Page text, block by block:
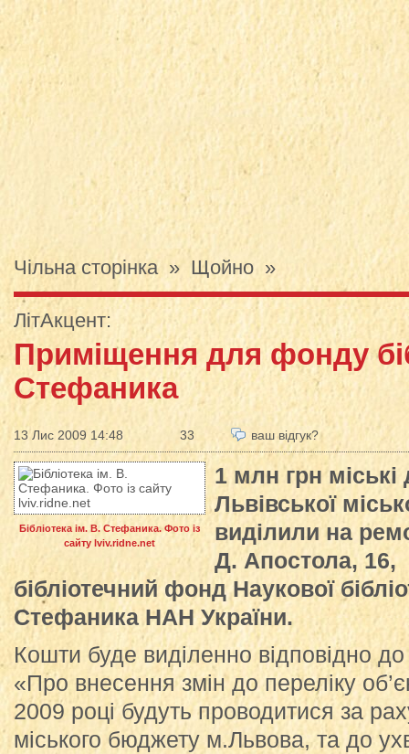
Чільна сторінка» Щойно »
ЛітАкцент:
Приміщення для фонду
Стефаника
13 Лис 2009 14:48 33 ваш відгук?
Бібліотека ім. В. Стефаника. Фото із
сайту lviv.ridne.net
1 млн грн міські
Львівської
виділили на
Д. Апостола, 16,
бібліотечний фонд Наукової
Стефаника НАН України.
Кошти буде виділенно відповідно
«Про внесення змін до переліку
2009 році будуть проводитися за
міського бюджету м.Львова, та до